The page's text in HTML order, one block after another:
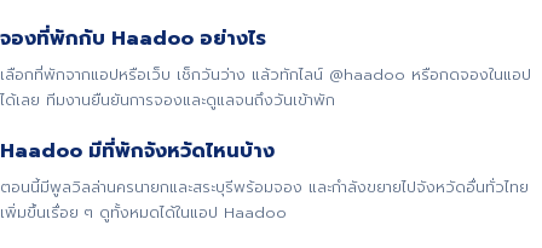
จองที่พักกับ Haadoo อย่างไร
เลือกที่พักจากแอปหรือเว็บ เช็กวันว่าง แล้วทักไลน์ @haadoo หรือกดจองในแอป
ได้เลย ทีมงานยืนยันการจองและดูแลจนถึงวันเข้าพัก
Haadoo มีที่พักจังหวัดไหนบ้าง
ตอนนี้มีพูลวิลล่านครนายกและสระบุรีพร้อมจอง และกำลังขยายไปจังหวัดอื่นทั่วไทย
เพิ่มขึ้นเรื่อย ๆ ดูทั้งหมดได้ในแอป Haadoo